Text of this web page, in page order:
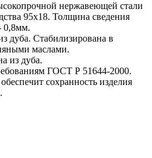
нержавеющей стали
95х18. Толщина сведения
0,8мм.
дуба. Стабилизирована в
маслами.
из дуба.
ГОСТ Р 51644-2000.
сохранность изделия